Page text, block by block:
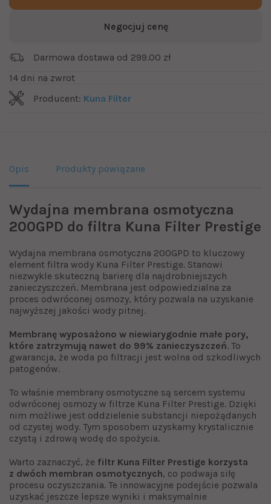
Negocjuj cenę
Darmowa dostawa od 299.00 zł
14 dni na zwrot
Producent: Kuna Filter
Opis Produkty powiązane
Wydajna membrana osmotyczna
200GPD do filtra Kuna Filter Prestige
Wydajna membrana osmotyczna 200GPD to kluczowy
element filtra wody Kuna Filter Prestige. Stanowi
niezwykle skuteczną barierę dla najdrobniejszych
zanieczyszczeń. Membrana jest odpowiedzialna za
proces odwróconej osmozy, który pozwala na uzyskanie
najwyższej jakości wody pitnej.
Membranę wyposażono w niewiarygodnie małe pory,
które zatrzymują nawet do 99% zanieczyszczeń. To
gwarancja, że woda po filtracji jest wolna od szkodliwych
patogenów.
To właśnie membrany osmotyczne są sercem systemu
odwróconej osmozy w filtrze Kuna Filter Prestige. Dzięki
nim możliwe jest oddzielenie substancji niepożądanych
od czystej wody. Tym sposobem uzyskamy krystalicznie
czystą i zdrową wodę do spożycia.
Warto zaznaczyć, że filtr Kuna Filter Prestige korzysta
z dwóch membran osmotycznych, co podwaja siłę
procesu oczyszczania. Te innowacyjne podejście pozwala
uzyskać jeszcze lepsze wyniki i maksymalnie